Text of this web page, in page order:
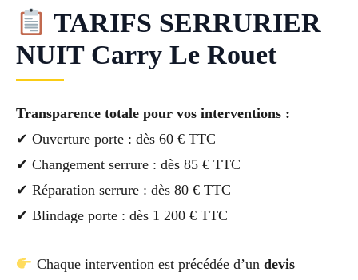
TARIFS SERRURIER
NUIT Carry Le Rouet
Transparence totale pour vos interventions :
✔ Ouverture porte : dès 60 € TTC
✔ Changement serrure : dès 85 € TTC
✔ Réparation serrure : dès 80 € TTC
✔ Blindage porte : dès 1 200 € TTC
Chaque intervention est précédée d’un devis